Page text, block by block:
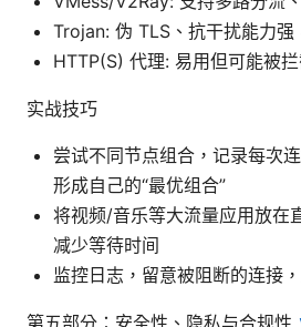
Trojan: 伪 TLS、抗干扰能力强
HTTP(S) 代理: 易用但可能被
实战技巧
尝试不同节点组合，记录每次
形成自己的“最优组合”
将视频/音乐等大流量应用放在
减少等待时间
监控日志，留意被阻断的连接
第五部分：安全性、隐私与合规性